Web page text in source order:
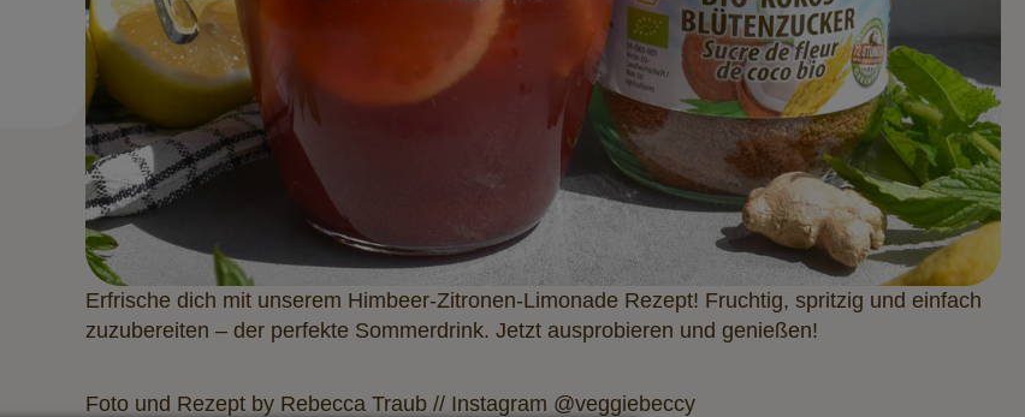
Erfrische dich mit unserem Himbeer-Zitronen-Limonade Rezept! Fruchtig, spritzig und einfach
zuzubereiten – der perfekte Sommerdrink. Jetzt ausprobieren und genießen!
Foto und Rezept by Rebecca Traub // Instagram @veggiebeccy